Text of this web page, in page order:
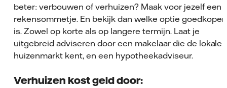
beter: verbouwen of verhuizen? Maak voor jezelf een
rekensommetje. En bekijk dan welke optie goedkoper
is. Zowel op korte als op langere termijn. Laat je
uitgebreid adviseren door een makelaar die de lokale
huizenmarkt kent, en een hypotheekadviseur.
Verhuizen kost geld door: